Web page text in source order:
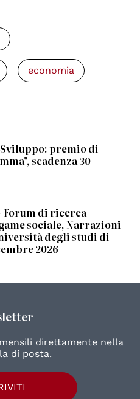
economia
premio di
scadenza 30
Forum di ricerca
sociale, Narrazioni
degli studi di
2026
direttamente nella
di posta.